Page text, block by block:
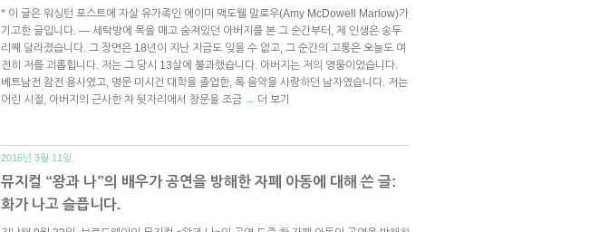
* 이 글은 워싱턴 포스트에 자살 유가족인 에이미 맥도웰 말로우(Amy McDowell Marlow)가
기고한 글입니다. — 세탁방에 목을 매고 숨져있던 아버지를 본 그 순간부터, 제 인생은 송두
리째 달라졌습니다. 그 장면은 18년이 지난 지금도 잊을 수 없고, 그 순간의 고통은 오늘도 여
전히 저를 괴롭힙니다. 저는 그 당시 13살에 불과했습니다. 아버지는 저의 영웅이었습니다.
베트남전 참전 용사였고, 명문 미시건 대학을 졸업한, 록 음악을 사랑하던 남자였습니다. 저는
어린 시절, 아버지의 근사한 차 뒷자리에서 창문을 조금 → 더 보기
2016년 3월 11일.
뮤지컬 “왕과 나”의 배우가 공연을 방해한 자폐 아동에 대해 쓴 글:
화가 나고 슬픕니다.